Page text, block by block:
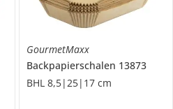
GourmetMaxx
Backpapierschalen 13873
BHL 8,5|25|17 cm